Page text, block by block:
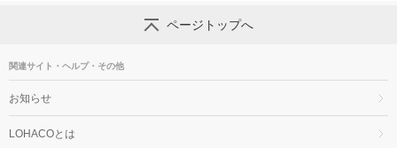
ページトップへ
関連サイト・ヘルプ・その他
お知らせ
LOHACOとは